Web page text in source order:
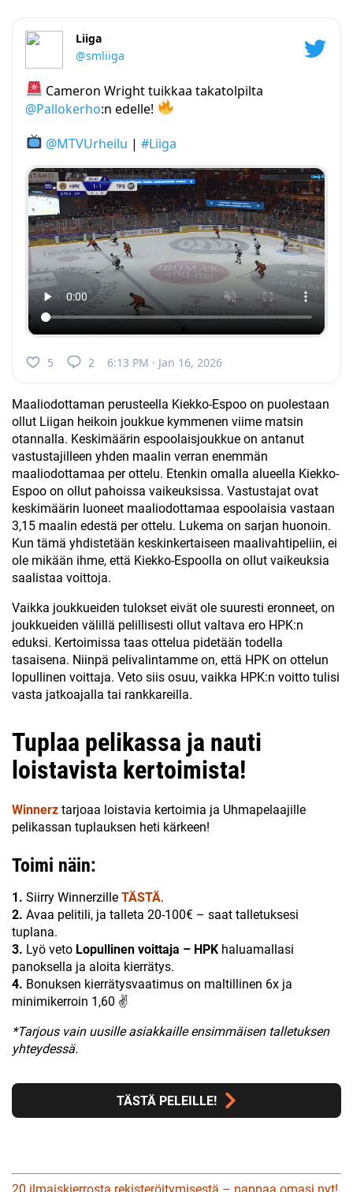
Liiga
@smliiga
Cameron Wright tuikkaa takatolpilta
@Pallokerho:n edelle!
@MTVUrheilu | #Liiga
5 2 6:13 PM · Jan 16, 2026
Maaliodottaman perusteella Kiekko-Espoo on puolestaan
ollut Liigan heikoin joukkue kymmenen viime matsin
otannalla. Keskimäärin espoolaisjoukkue on antanut
vastustajilleen yhden maalin verran enemmän
maaliodottamaa per ottelu. Etenkin omalla alueella Kiekko-
Espoo on ollut pahoissa vaikeuksissa. Vastustajat ovat
keskimäärin luoneet maaliodottamaa espoolaisia vastaan
3,15 maalin edestä per ottelu. Lukema on sarjan huonoin.
Kun tämä yhdistetään keskinkertaiseen maalivahtipeliin, ei
ole mikään ihme, että Kiekko-Espoolla on ollut vaikeuksia
saalistaa voittoja.
Vaikka joukkueiden tulokset eivät ole suuresti eronneet, on
joukkueiden välillä pelillisesti ollut valtava ero HPK:n
eduksi. Kertoimissa taas ottelua pidetään todella
tasaisena. Niinpä pelivalintamme on, että HPK on ottelun
lopullinen voittaja. Veto siis osuu, vaikka HPK:n voitto tulisi
vasta jatkoajalla tai rankkareilla.
Tuplaa pelikassa ja nauti
loistavista kertoimista!
Winnerz tarjoaa loistavia kertoimia ja Uhmapelaajille
pelikassan tuplauksen heti kärkeen!
Toimi näin:
1. Siirry Winnerzille TÄSTÄ.
2. Avaa pelitili, ja talleta 20-100€ – saat talletuksesi
tuplana.
3. Lyö veto Lopullinen voittaja – HPK haluamallasi
panoksella ja aloita kierrätys.
4. Bonuksen kierrätysvaatimus on maltillinen 6x ja
minimikerroin 1,60 ✌
*Tarjous vain uusille asiakkaille ensimmäisen talletuksen
yhteydessä.
TÄSTÄ PELEILLE!